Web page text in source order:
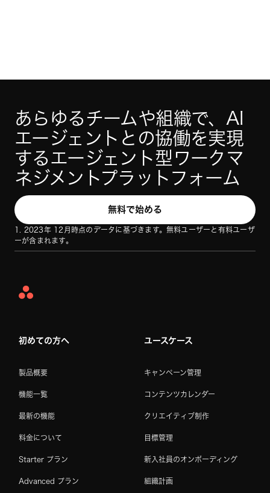
あらゆるチームや組織で、AI
エージェントとの協働を実現
するエージェント型ワークマ
ネジメントプラットフォーム
無料で始める
1. 2023年 12月時点のデータに基づきます。無料ユーザーと有料ユーザ
ーが含まれます。
Asana
初めての方へ
製品概要
機能一覧
最新の機能
料金について
Starter プラン
Advanced プラン
ユースケース
キャンペーン管理
コンテンツカレンダー
クリエイティブ制作
目標管理
新入社員のオンボーディング
組織計画